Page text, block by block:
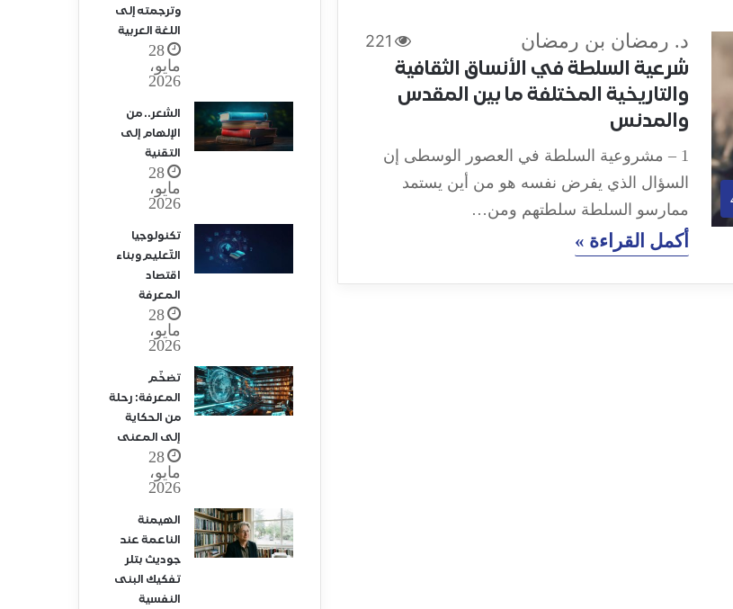
د. رمضان بن رمضان 221
شرعية السلطة في الأنساق الثقافية
والتاريخية المختلفة ما بين المقدس
والمدنس
1 – مشروعية السلطة في العصور الوسطى إن
السؤال الذي يفرض نفسه هو من أين يستمد
ممارسو السلطة سلطتهم ومن…
أكمل القراءة »
وترجمته إلى
اللغة العربية
28
مايو،
2026
الشعر.. من
الإلهام إلى
التقنية
28
مايو،
2026
تكنولوجيا
التّعليم وبناء
اقتصاد
المعرفة
28
مايو،
2026
تضخّم
المعرفة: رحلة
من الحكاية
إلى المعنى
28
مايو،
2026
الهيمنة
الناعمة عند
جوديث بتلر
تفكيك البنى
النفسية